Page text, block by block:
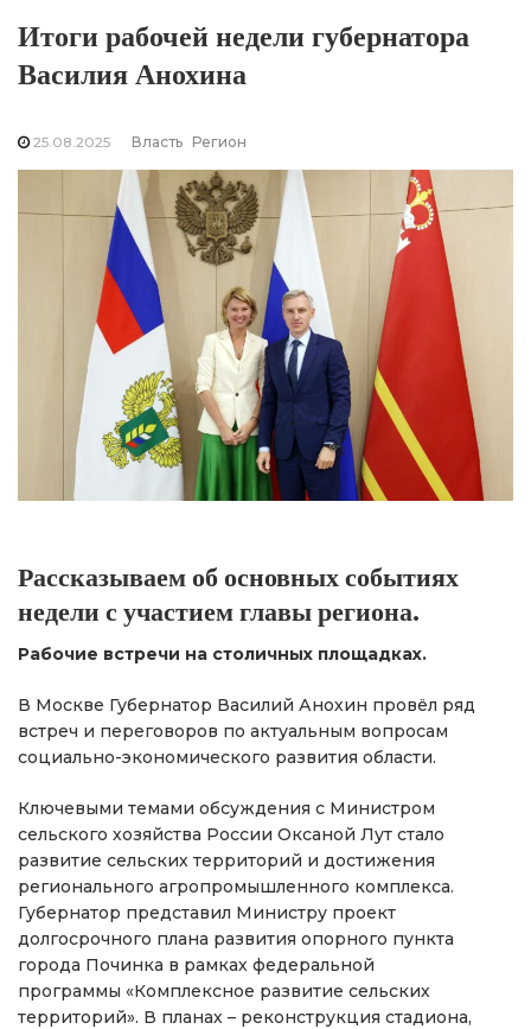
Итоги рабочей недели губернатора
Василия Анохина
25.08.2025 Власть Регион
Рассказываем об основных событиях
недели с участием главы региона.
Рабочие встречи на столичных площадках.
В Москве Губернатор Василий Анохин провёл ряд
встреч и переговоров по актуальным вопросам
социально-экономического развития области.
Ключевыми темами обсуждения с Министром
сельского хозяйства России Оксаной Лут стало
развитие сельских территорий и достижения
регионального агропромышленного комплекса.
Губернатор представил Министру проект
долгосрочного плана развития опорного пункта
города Починка в рамках федеральной
программы «Комплексное развитие сельских
территорий». В планах – реконструкция стадиона,